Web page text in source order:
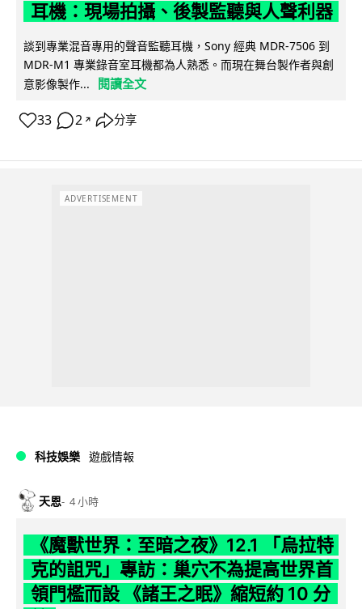
耳機：現場拍攝、後製監聽與人聲利器
談到專業混音專用的聲音監聽耳機，Sony 經典 MDR-7506 到
MDR-M1 專業錄音室耳機都為人熟悉。而現在舞台製作者與創
意影像製作...
閱讀全文
33 2 ↗ 分享
ADVERTISEMENT
科技娛樂 遊戲情報
天恩 4 小時
《魔獸世界：至暗之夜》12.1 「烏拉特
克的詛咒」專訪：巢穴不為提高世界首
領門檻而設 《諸王之眠》縮短約 10 分